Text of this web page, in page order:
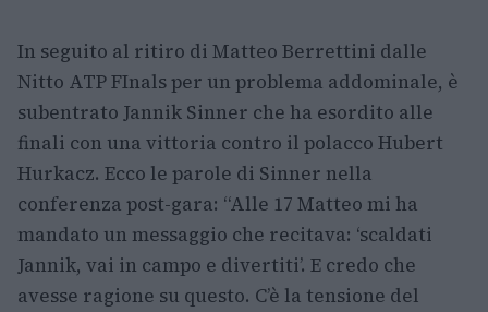
In seguito al ritiro di Matteo Berrettini dalle
Nitto ATP FInals per un problema addominale, è
subentrato Jannik Sinner che ha esordito alle
finali con una vittoria contro il polacco Hubert
Hurkacz. Ecco le parole di Sinner nella
conferenza post-gara: “Alle 17 Matteo mi ha
mandato un messaggio che recitava: ‘scaldati
Jannik, vai in campo e divertiti’. E credo che
avesse ragione su questo. C’è la tensione del